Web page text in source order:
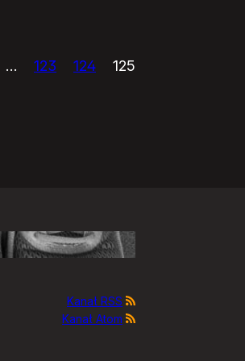
… 123 124 125
Kanał RSS
Kanał Atom